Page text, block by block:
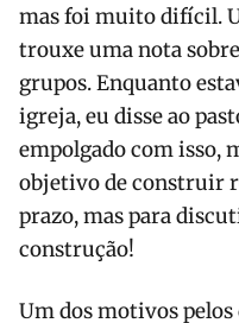
mas foi muito difícil.
trouxe uma nota
grupos. Enquanto
igreja, eu disse ao
empolgado com isso,
objetivo de construir
prazo, mas para
construção!
Um dos motivos